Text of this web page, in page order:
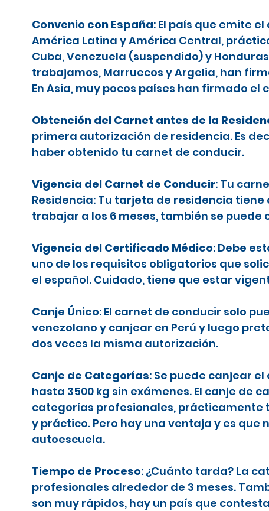
Convenio con España: El país que emite
América Latina y América Central,
Cuba, Venezuela (suspendido) y
trabajamos, Marruecos y Argelia, han
En Asia, muy pocos países han firmado el
Obtención del Carnet antes de la
primera autorización de residencia. Es
haber obtenido tu carnet de conducir.
Vigencia del Carnet de Conducir: Tu
Residencia: Tu tarjeta de residencia
trabajar a los 6 meses, también se puede
Vigencia del Certificado Médico: Debe
uno de los requisitos obligatorios que
el español. Cuidado, tiene que estar
Canje Único: El carnet de conducir solo
venezolano y canjear en Perú y luego
dos veces la misma autorización.
Canje de Categorías: Se puede canjear
hasta 3500 kg sin exámenes. El canje de
categorías profesionales, prácticamente
y práctico. Pero hay una ventaja y es que
autoescuela.
Tiempo de Proceso: ¿Cuánto tarda? La
profesionales alrededor de 3 meses.
son muy rápidos, hay un país que